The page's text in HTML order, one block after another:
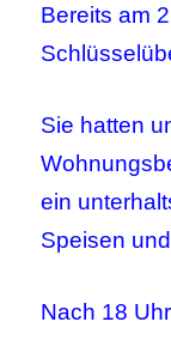
Bereits am
Sie hatten
ein
Speisen
Nach 18